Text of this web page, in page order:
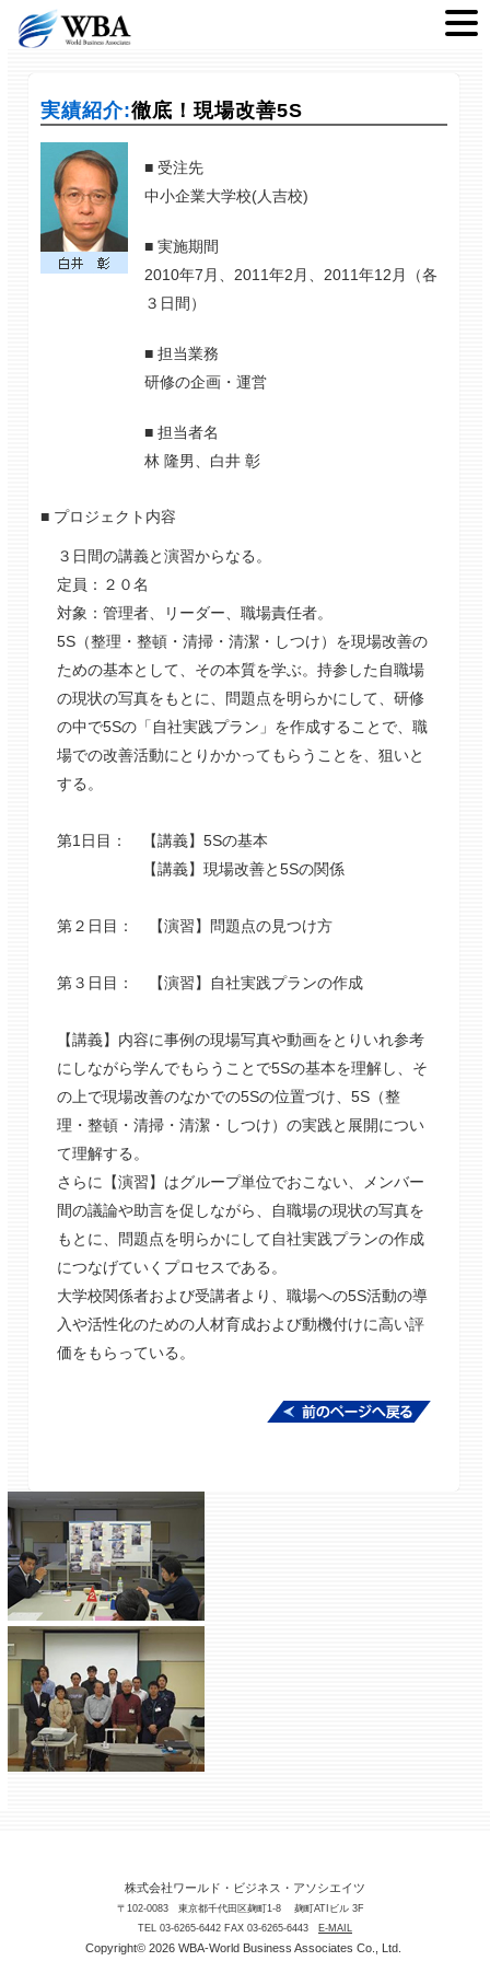
実績紹介:徹底！現場改善5S
■ 受注先
中小企業大学校(人吉校)
■ 実施期間
2010年7月、2011年2月、2011年12月（各
３日間）
■ 担当業務
研修の企画・運営
■ 担当者名
林 隆男、白井 彰
■ プロジェクト内容
３日間の講義と演習からなる。
定員：２０名
対象：管理者、リーダー、職場責任者。
5S（整理・整頓・清掃・清潔・しつけ）を現場改善の
ための基本として、その本質を学ぶ。持参した自職場
の現状の写真をもとに、問題点を明らかにして、研修
の中で5Sの「自社実践プラン」を作成することで、職
場での改善活動にとりかかってもらうことを、狙いと
する。
第1日目： 【講義】5Sの基本
【講義】現場改善と5Sの関係
第２日目： 【演習】問題点の見つけ方
第３日目： 【演習】自社実践プランの作成
【講義】内容に事例の現場写真や動画をとりいれ参考
にしながら学んでもらうことで5Sの基本を理解し、そ
の上で現場改善のなかでの5Sの位置づけ、5S（整
理・整頓・清掃・清潔・しつけ）の実践と展開につい
て理解する。
さらに【演習】はグループ単位でおこない、メンバー
間の議論や助言を促しながら、自職場の現状の写真を
もとに、問題点を明らかにして自社実践プランの作成
につなげていくプロセスである。
大学校関係者および受講者より、職場への5S活動の導
入や活性化のための人材育成および動機付けに高い評
価をもらっている。
株式会社ワールド・ビジネス・アソシエイツ
〒102-0083 東京都千代田区麹町1-8 麹町ATIビル 3F
TEL 03-6265-6442 FAX 03-6265-6443 E-MAIL
Copyright© 2026 WBA-World Business Associates Co., Ltd.